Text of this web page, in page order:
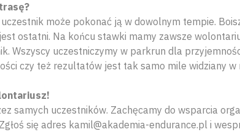
może pokonać ją w dowolnym tempie.
ostatni. Na końcu stawki mamy zawsze
Wszyscy uczestniczymy w parkrun dla
czy też rezultatów jest tak samo mile widziany w
samych uczestników. Zachęcamy do wsparcia
się adres kamil@akademia-endurance.pl i